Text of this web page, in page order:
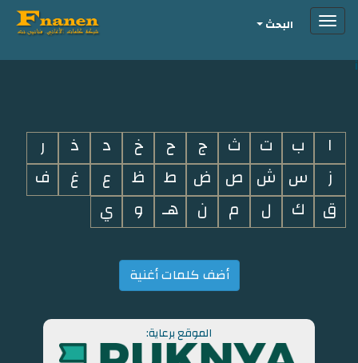
i
Toggleالبحث
ا ب ت ث ج ح خ د ذ
ر
ز
س ش ص ض ط ظ ع غ
ف
ق
ك ل م ن هـ و ي
أضف كلمات أغنية
الموقع برعاية: